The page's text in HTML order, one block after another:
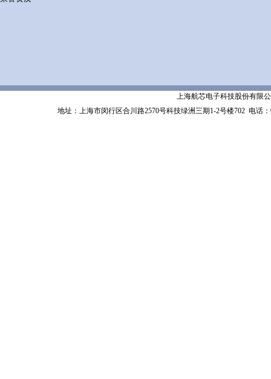
上海航芯电子科技股份有限公
地址：上海市闵行区合川路2570号科技绿洲三期1-2号楼702 电话